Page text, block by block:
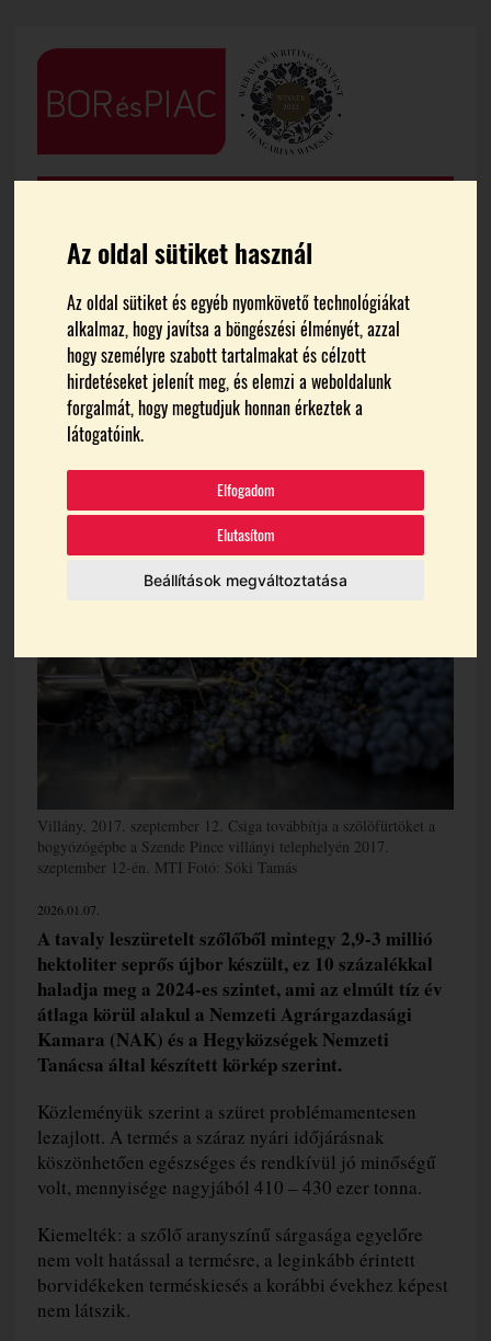
Az oldal sütiket használ
Az oldal sütiket és egyéb nyomkövető technológiákat
alkalmaz, hogy javítsa a böngészési élményét, azzal
hogy személyre szabott tartalmakat és célzott
hirdetéseket jelenít meg, és elemzi a weboldalunk
forgalmát, hogy megtudjuk honnan érkeztek a
látogatóink.
Elfogadom
Elutasítom
Beállítások megváltoztatása
FŐOLDAL HÍREK
2025-ben 10 százalékkal
több újbor készült
Témák:
Hegyközségek Nemzeti Tanácsa
Nemzeti Agrárgazdasági Kamara
Újbor
Villány, 2017. szeptember 12. Csiga továbbítja a szõlõfürtöket a
bogyózógépbe a Szende Pince villányi telephelyén 2017.
szeptember 12-én. MTI Fotó: Sóki Tamás
2026.01.07.
A tavaly leszüretelt szőlőből mintegy 2,9-3 millió
hektoliter seprős újbor készült, ez 10 százalékkal
haladja meg a 2024-es szintet, ami az elmúlt tíz év
átlaga körül alakul a Nemzeti Agrárgazdasági
Kamara (NAK) és a Hegyközségek Nemzeti
Tanácsa által készített körkép szerint.
Közleményük szerint a szüret problémamentesen
lezajlott. A termés a száraz nyári időjárásnak
köszönhetően egészséges és rendkívül jó minőségű
volt, mennyisége nagyjából 410 – 430 ezer tonna.
Kiemelték: a szőlő aranyszínű sárgasága egyelőre
nem volt hatással a termésre, a leginkább érintett
borvidékeken terméskiesés a korábbi évekhez képest
nem látszik.